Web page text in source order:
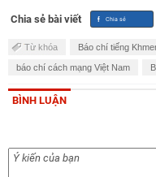
Chia sẻ bài viết
Từ khóa Báo chí tiếng
báo chí cách mạng Việt Nam
BÌNH LUẬN